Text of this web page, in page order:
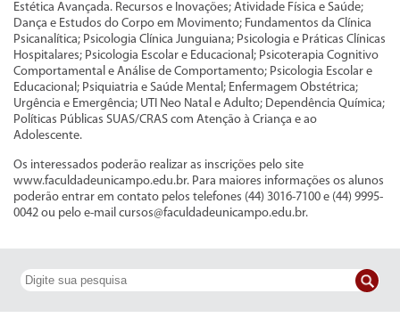
Estética Avançada. Recursos e Inovações; Atividade Física e Saúde;
Dança e Estudos do Corpo em Movimento; Fundamentos da Clínica
Psicanalítica; Psicologia Clínica Junguiana; Psicologia e Práticas Clínicas
Hospitalares; Psicologia Escolar e Educacional; Psicoterapia Cognitivo
Comportamental e Análise de Comportamento; Psicologia Escolar e
Educacional; Psiquiatria e Saúde Mental; Enfermagem Obstétrica;
Urgência e Emergência; UTI Neo Natal e Adulto; Dependência Química;
Políticas Públicas SUAS/CRAS com Atenção à Criança e ao
Adolescente.
Os interessados poderão realizar as inscrições pelo site
www.faculdadeunicampo.edu.br. Para maiores informações os alunos
poderão entrar em contato pelos telefones (44) 3016-7100 e (44) 9995-
0042 ou pelo e-mail cursos@faculdadeunicampo.edu.br.